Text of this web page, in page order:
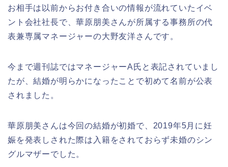
お相手は以前からお付き合いの情報が流れていたイベ
ント会社社長で、華原朋美さんが所属する事務所の代
表兼専属マネージャーの大野友洋さんです。
今まで週刊誌ではマネージャーA氏と表記されていまし
たが、結婚が明らかになったことで初めて名前が公表
されました。
華原朋美さんは今回の結婚が初婚で、2019年5月に妊
娠を発表しされた際は入籍をされておらず未婚のシン
グルマザーでした。